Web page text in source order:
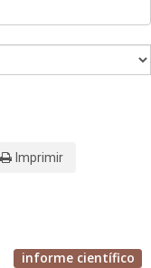
Imprimir
informe científico